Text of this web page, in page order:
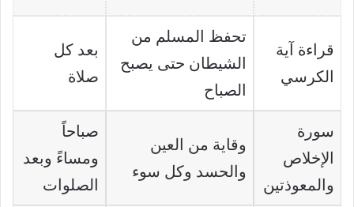
قراءة آية
الكرسي
تحفظ المسلم من
الشيطان حتى يصبح
الصباح
بعد كل
صلاة
سورة
الإخلاص
والمعوذتين
وقاية من العين
والحسد وكل سوء
صباحاً
ومساءً وبعد
الصلوات